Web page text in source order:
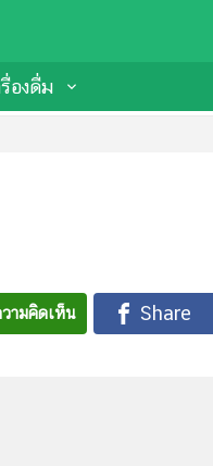
องดื่ม
ามคิดเห็น